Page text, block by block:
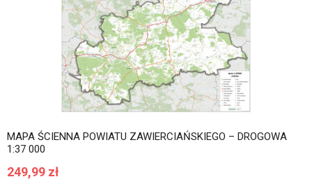
MAPA ŚCIENNA POWIATU ZAWIERCIAŃSKIEGO – DROGOWA
1:37 000
249,99 zł